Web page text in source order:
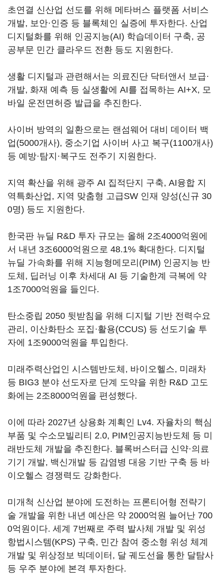
초연결 신산업 선도를 위해 메타버스 플랫폼 서비스
개발, 보안·인증 등 블록체인 실증에 투자한다. 산업
디지털화를 위해 인공지능(AI) 학습데이터 구축, 공
공부문 민간 클라우드 전환 등도 지원한다.
생활 디지털과 관련해서는 의료진단 닥터앤서 보급·
개발, 화재 예측 등 실생활에 AI를 접목하는 AI+X, 모
바일 운전면허증 발급을 추진한다.
사이버 방역의 일환으로는 랜섬웨어 대비 데이터 백
업(5000개사), 중소기업 사이버 사고 복구(1100개사)
등 예방·탐지·복구도 전주기 지원한다.
지역 확산을 위해 광주 AI 집적단지 구축, AI융합 지
역특화산업, 지역 맞춤형 고급SW 인재 양성(신규 30
0명) 등도 지원한다.
한국판 뉴딜 R&D 투자 규모는 올해 2조4000억원에
서 내년 3조6000억원으로 48.1% 확대한다. 디지털
뉴딜 가속화를 위해 지능형메모리(PIM) 인공지능 반
도체, 딥러닝 이후 차세대 AI 등 기술한계 극복에 약
1조7000억원을 들인다.
탄소중립 2050 뒷받침을 위해 디지털 기반 전력수요
관리, 이산화탄소 포집·활용(CCUS) 등 선도기술 투
자에 1조9000억원을 투입한다.
미래주력산업인 시스템반도체, 바이오헬스, 미래차
등 BIG3 분야 선도자로 단계 도약을 위한 R&D 고도
화에는 2조8000억원을 편성했다.
이에 따라 2027년 상용화 계획인 Lv4. 자율차의 핵심
부품 및 수소모빌리티 2.0, PIM인공지능반도체 등 미
래반도체 개발을 추진한다. 블록버스터급 신약·의료
기기 개발, 백신개발 등 감염병 대응 기반 구축 등 바
이오헬스 경쟁력도 강화한다.
미개척 신산업 분야에 도전하는 프론티어형 전략기
술 개발을 위한 내년 예산은 약 2000억원 늘어난 700
0억원이다. 세계 7번째로 주력 발사체 개발 및 위성
항법시스템(KPS) 구축, 민간 참여 중소형 위성 체계
개발 및 위상정보 빅데이터, 달 궤도선을 통한 달탐사
등 우주 분야에 본격 투자한다.